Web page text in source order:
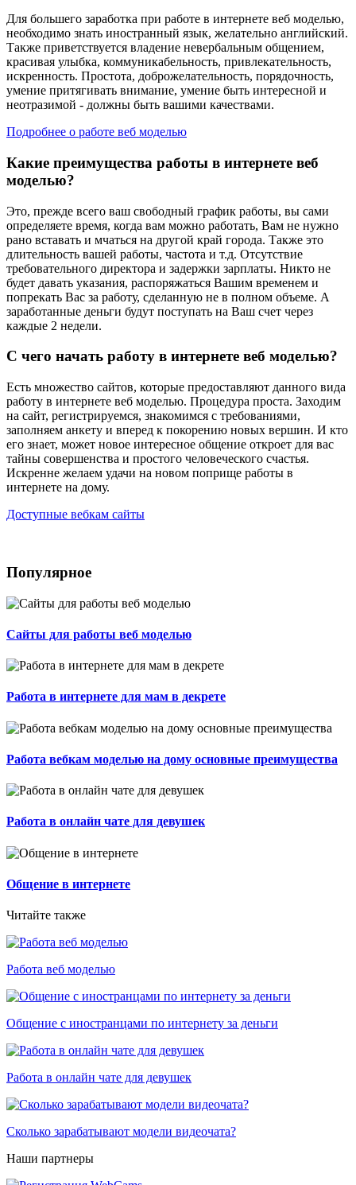
Для большего заработка при работе в интернете веб моделью,
необходимо знать иностранный язык, желательно английский.
Также приветствуется владение невербальным общением,
красивая улыбка, коммуникабельность, привлекательность,
искренность. Простота, доброжелательность, порядочность,
умение притягивать внимание, умение быть интересной и
неотразимой - должны быть вашими качествами.
Подробнее о работе веб моделью
Какие преимущества работы в интернете веб
моделью?
Это, прежде всего ваш свободный график работы, вы сами
определяете время, когда вам можно работать, Вам не нужно
рано вставать и мчаться на другой край города. Также это
длительность вашей работы, частота и т.д. Отсутствие
требовательного директора и задержки зарплаты. Никто не
будет давать указания, распоряжаться Вашим временем и
попрекать Вас за работу, сделанную не в полном объеме. А
заработанные деньги будут поступать на Ваш счет через
каждые 2 недели.
С чего начать работу в интернете веб моделью?
Есть множество сайтов, которые предоставляют данного вида
работу в интернете веб моделью. Процедура проста. Заходим
на сайт, регистрируемся, знакомимся с требованиями,
заполняем анкету и вперед к покорению новых вершин. И кто
его знает, может новое интересное общение откроет для вас
тайны совершенства и простого человеческого счастья.
Искренне желаем удачи на новом поприще работы в
интернете на дому.
Доступные вебкам сайты
Популярное
Сайты для работы веб моделью
Работа в интернете для мам в декрете
Работа вебкам моделью на дому основные преимущества
Работа в онлайн чате для девушек
Общение в интернете
Читайте также
Работа веб моделью
Общение с иностранцами по интернету за деньги
Работа в онлайн чате для девушек
Сколько зарабатывают модели видеочата?
Наши партнеры